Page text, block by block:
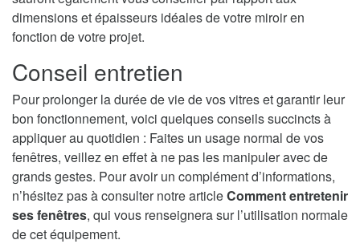
dimensions et épaisseurs idéales de votre miroir en
fonction de votre projet.
Conseil entretien
Pour prolonger la durée de vie de vos vitres et garantir leur
bon fonctionnement, voici quelques conseils succincts à
appliquer au quotidien : Faites un usage normal de vos
fenêtres, veillez en effet à ne pas les manipuler avec de
grands gestes. Pour avoir un complément d’informations,
n’hésitez pas à consulter notre articleComment entretenir
ses fenêtres, qui vous renseignera sur l’utilisation normale
de cet équipement.